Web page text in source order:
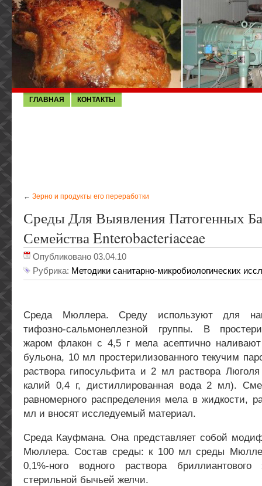
ГЛАВНАЯ КОНТАКТЫ
← Зерно и продукты его переработки
Среды Для Выявления Патогенных
Семейства Enterobacteriaceae
Опубликовано 03.04.10
Рубрика: Методики санитарно-микробиологических
Среда Мюллера. Среду используют для
тифозно-сальмонеллезной группы. В
жаром флакон с 4,5 г мела асептично
бульона, 10 мл простерилизованного текучим
раствора гипосульфита и 2 мл раствора
калий 0,4 г, дистиллированная вода 2 мл).
равномерного распределения мела в жидкости,
мл и вносят исследуемый материал.
Среда Кауфмана. Она представляет собой
Мюллера. Состав среды: к 100 мл среды
0,1%-ного водного раствора
стерильной бычьей желчи.